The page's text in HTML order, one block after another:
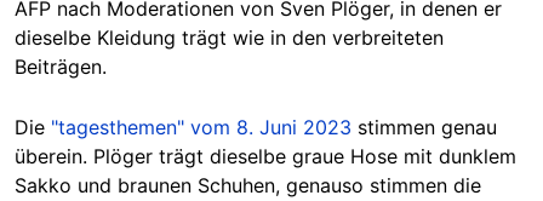
AFP nach Moderationen von Sven Plöger, in denen er
dieselbe Kleidung trägt wie in den verbreiteten
Beiträgen.
Die "tagesthemen" vom 8. Juni 2023 stimmen genau
überein. Plöger trägt dieselbe graue Hose mit dunklem
Sakko und braunen Schuhen, genauso stimmen die